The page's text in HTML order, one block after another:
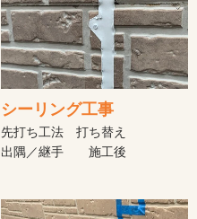
シーリング工事
先打ち工法 打ち替え
出隅／継手 施工後